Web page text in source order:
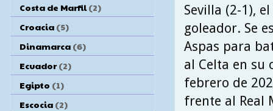
Sevilla (2-1),
goleador. Se
Aspas para
al Celta en su
febrero de
frente al Real
Costa de Marfil (2)
Croacia (5)
Dinamarca (6)
Ecuador (2)
Egipto (1)
Escocia (2)